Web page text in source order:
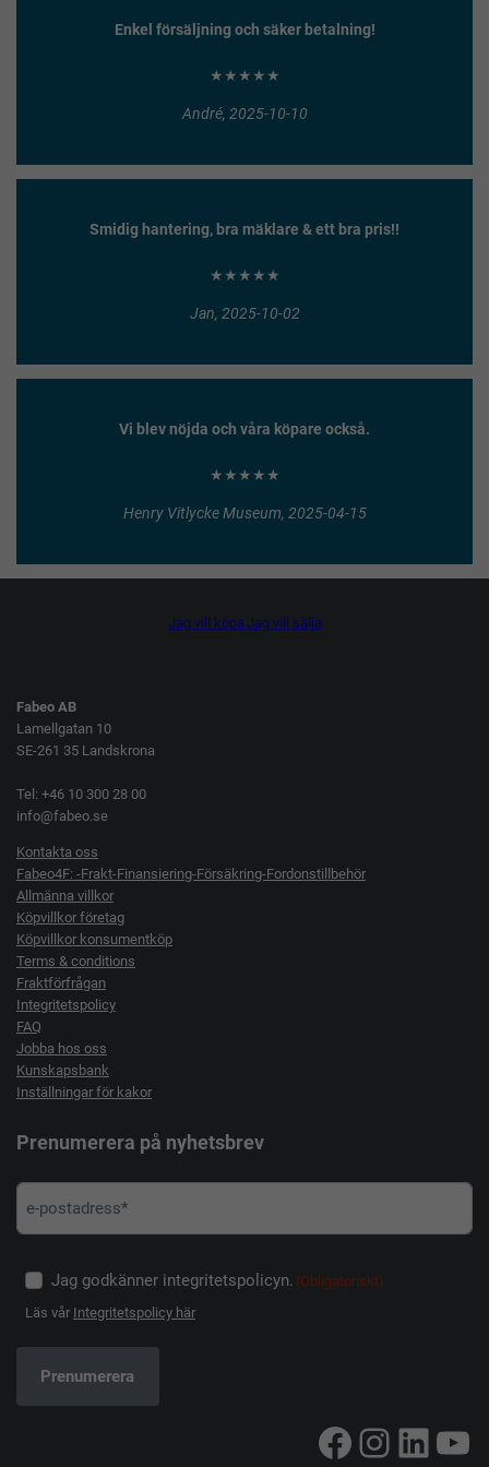
Enkel försäljning och säker betalning!
★★★★★
André, 2025-10-10
Smidig hantering, bra mäklare & ett bra pris!!
★★★★★
Jan, 2025-10-02
Vi blev nöjda och våra köpare också.
★★★★★
Henry Vitlycke Museum, 2025-04-15
Jag vill köpa Jag vill sälja
Fabeo AB
Lamellgatan 10
SE-261 35 Landskrona
Tel: +46 10 300 28 00
info@fabeo.se
Kontakta oss
Fabeo4F: -Frakt-Finansiering-Försäkring-Fordonstillbehör
Allmänna villkor
Köpvillkor företag
Köpvillkor konsumentköp
Terms & conditions
Fraktförfrågan
Integritetspolicy
FAQ
Jobba hos oss
Kunskapsbank
Inställningar för kakor
Prenumerera på nyhetsbrev
Jag godkänner integritetspolicyn. (Obligatoriskt)
Läs vår Integritetspolicy här
Facebook